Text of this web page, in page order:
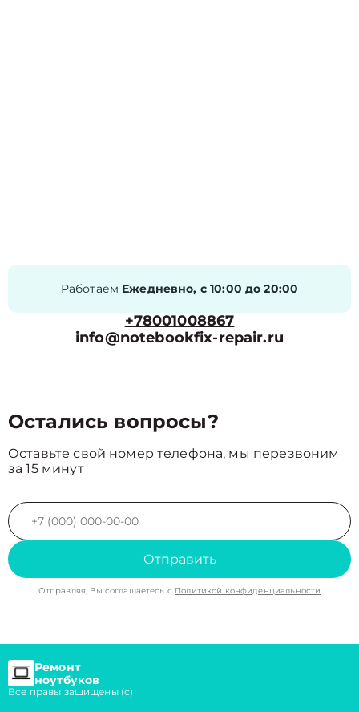
Работаем Ежедневно, с 10:00 до 20:00
+78001008867
info@notebookfix-repair.ru
Остались вопросы?
Оставьте свой номер телефона, мы перезвоним
за 15 минут
Отправить
Отправляя, Вы соглашаетесь с Политикой конфиденциальности
Ремонт
ноутбуков
Все правы защищены (с)